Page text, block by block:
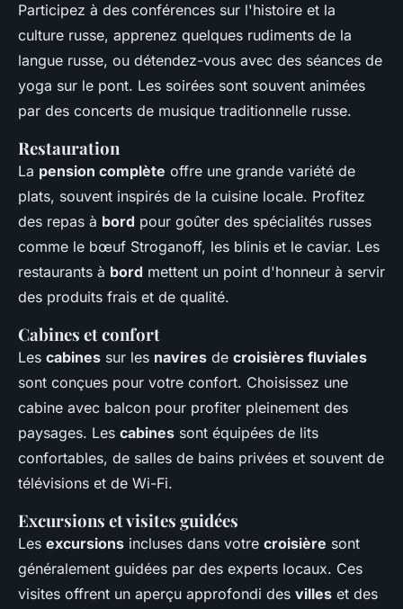
Participez à des conférences sur l'histoire et la
culture russe, apprenez quelques rudiments de la
langue russe, ou détendez-vous avec des séances de
yoga sur le pont. Les soirées sont souvent animées
par des concerts de musique traditionnelle russe.
Restauration
La pension complète offre une grande variété de
plats, souvent inspirés de la cuisine locale. Profitez
des repas à bord pour goûter des spécialités russes
comme le bœuf Stroganoff, les blinis et le caviar. Les
restaurants à bord mettent un point d'honneur à servir
des produits frais et de qualité.
Cabines et confort
Les cabines sur les navires de croisières fluviales
sont conçues pour votre confort. Choisissez une
cabine avec balcon pour profiter pleinement des
paysages. Les cabines sont équipées de lits
confortables, de salles de bains privées et souvent de
télévisions et de Wi-Fi.
Excursions et visites guidées
Les excursions incluses dans votre croisière sont
généralement guidées par des experts locaux. Ces
visites offrent un aperçu approfondi des villes et des